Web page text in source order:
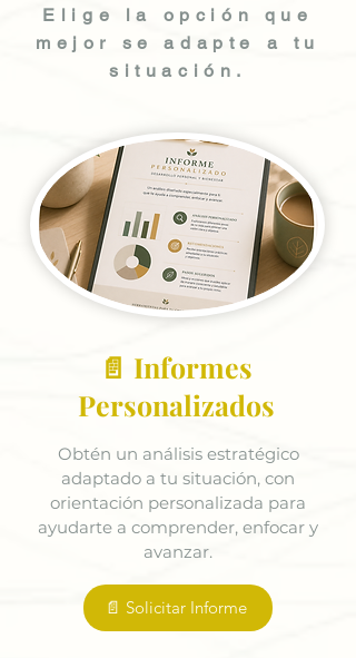
Elige la opción que
mejor se adapte a tu
situación.
📄 Informes
Personalizados
Obtén un análisis estratégico
adaptado a tu situación, con
orientación personalizada para
ayudarte a comprender, enfocar y
avanzar.
📄 Solicitar Informe